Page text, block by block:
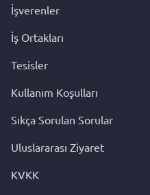
İşverenler
İş Ortakları
Tesisler
Kullanım Koşulları
Sıkça Sorulan Sorular
Uluslararası Ziyaret
KVKK